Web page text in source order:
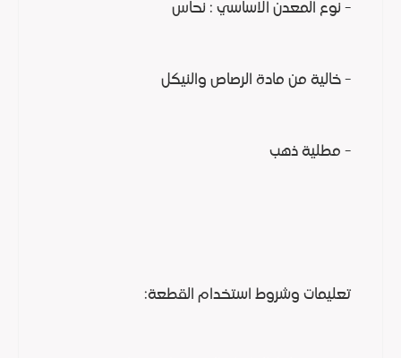
- نوع المعدن الاساسي : نحاس
- خالية من مادة الرصاص والنيكل
- مطلية ذهب
تعليمات وشروط استخدام القطعة: